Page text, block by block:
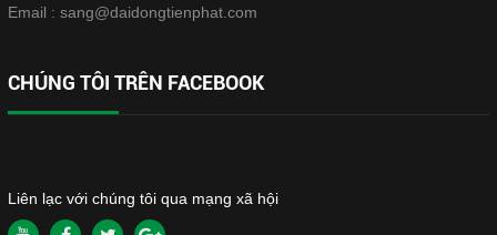
Email : sang@daidongtienphat.com
CHÚNG TÔI TRÊN FACEBOOK
Liên lạc với chúng tôi qua mạng xã hội